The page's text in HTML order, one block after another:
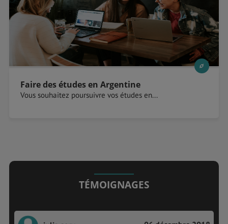
Faire des études en Argentine
Vous souhaitez poursuivre vos études en...
TÉMOIGNAGES